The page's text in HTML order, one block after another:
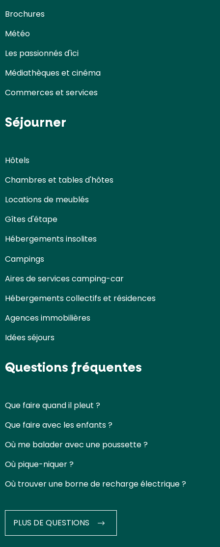
Brochures
Météo
Les passionnés d'ici
Médiathèques et cinéma
Commerces et services
Séjourner
Hôtels
Chambres et tables d'hôtes
Locations de meublés
Gîtes d'étape
Hébergements insolites
Campings
Aires de services camping-car
Hébergements collectifs et résidences
Agences immobilières
Idées séjours
Questions fréquentes
Que faire quand il pleut ?
Que faire avec les enfants ?
Où me balader avec une poussette ?
Où pique-niquer ?
Où trouver une borne de recharge électrique ?
PLUS DE QUESTIONS